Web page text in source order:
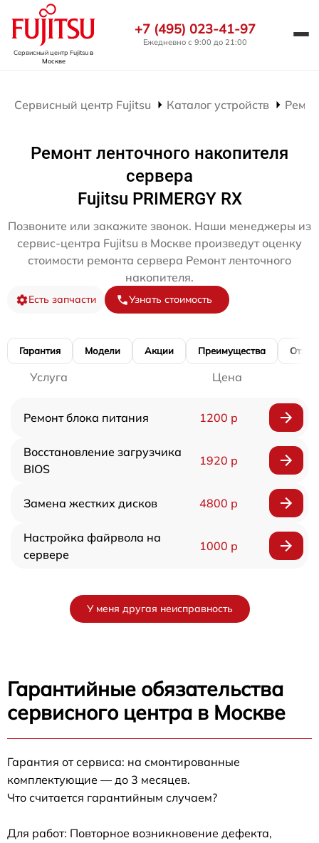
Сервисный центр Fujitsuв
Москве
+7 (495) 023-41-97
Ежедневно с 9:00 до 21:00
Сервисный центр Fujitsu Каталог устройств
Ремонт ленточного накопителя
сервера
Fujitsu PRIMERGY RX
Позвоните или закажите звонок. Наши менеджеры из
сервис-центра Fujitsu в Москве произведут оценку
стоимости ремонта сервера Ремонт ленточного
накопителя.
Есть запчасти Узнать стоимость
Гарантия Модели Акции Преимущества
Услуга Цена
Ремонт блока питания 1200 р
Восстановление загрузчика
BIOS
1920 р
Замена жестких дисков 4800 р
Настройка файрвола на
сервере
1000 р
У меня другая неисправность
Гарантийные обязательства
сервисного центра в Москве
Гарантия от сервиса: на смонтированные
комплектующие — до 3 месяцев.
Что считается гарантийным случаем?
Для работ: Повторное возникновение дефекта,